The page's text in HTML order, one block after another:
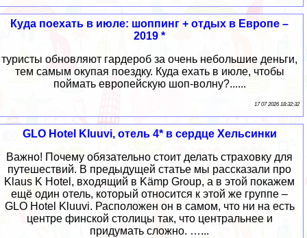
Куда поехать в июле: шоппинг + отдых в Европе –
2019 *
туристы обновляют гардероб за очень небольшие деньги,
тем самым окупая поездку. Куда ехать в июле, чтобы
поймать европейскую шоп-волну?......
17 07 2026 18:32:32
GLO Hotel Kluuvi, отель 4* в сердце Хельсинки
Важно! Почему обязательно стоит делать страховку для
путешествий. В предыдущей статье мы рассказали про
Klaus K Hotel, входящий в Kämp Group, а в этой покажем
ещё один отель, который относится к этой же группе –
GLO Hotel Kluuvi. Расположен он в самом, что ни на есть
центре финской столицы так, что центральнее и
придумать сложно. …...